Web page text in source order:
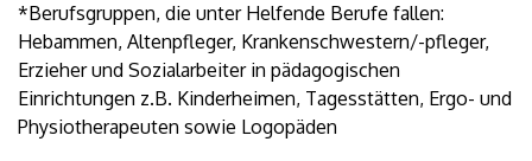
*Berufsgruppen, die unter Helfende Berufe fallen:
Hebammen, Altenpfleger, Krankenschwestern/-pfleger,
Erzieher und Sozialarbeiter in pädagogischen
Einrichtungen z.B. Kinderheimen, Tagesstätten, Ergo- und
Physiotherapeuten sowie Logopäden